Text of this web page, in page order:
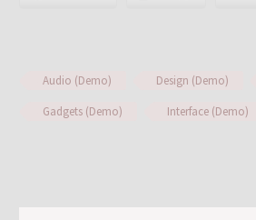
Audio (Demo) Design (Demo)
Gadgets (Demo)
Interface (Demo)